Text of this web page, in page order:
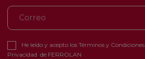
He leído y acepto los Términos y Condiciones
Privacidad de FERROLAN